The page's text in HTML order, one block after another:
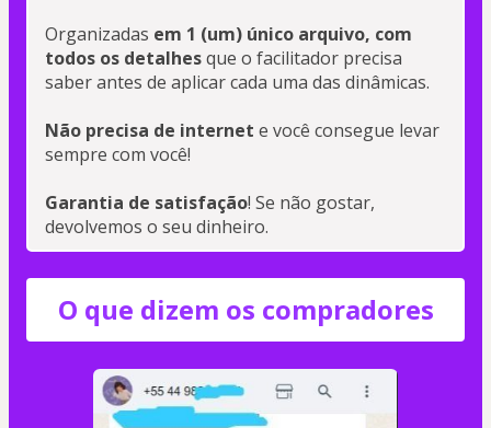
Organizadas em 1 (um) único arquivo, com
todos os detalhes que o facilitador precisa
saber antes de aplicar cada uma das dinâmicas.
Não precisa de internet e você consegue levar
sempre com você!
Garantia de satisfação! Se não gostar,
devolvemos o seu dinheiro.
O que dizem os compradores